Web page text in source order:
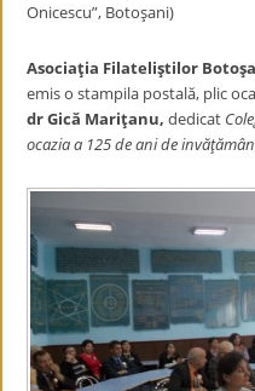
Onicescu”, Botoşani)
Asociaţia Filateliştilor
emis o stampila postală, plic
dr Gică Mariţanu, dedicat
ocazia a 125 de ani de